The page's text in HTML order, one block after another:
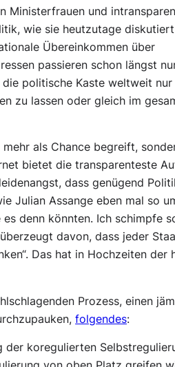
Ministerfrauen und
wie sie heutzutage
Übereinkommen über
passieren schon längst
politische Kaste weltweit
zu lassen oder gleich im
als Chance begreift,
bietet die transparenteste
dass genügend
Julian Assange eben mal so
denn könnten. Ich schimpfe
davon, dass jeder
Das hat in Hochzeiten der
Prozess, einen
folgendes:
der koregulierten